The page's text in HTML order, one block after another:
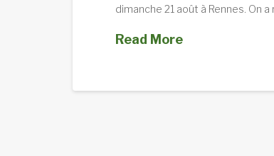
dimanche 21 août à Rennes. On
Read More